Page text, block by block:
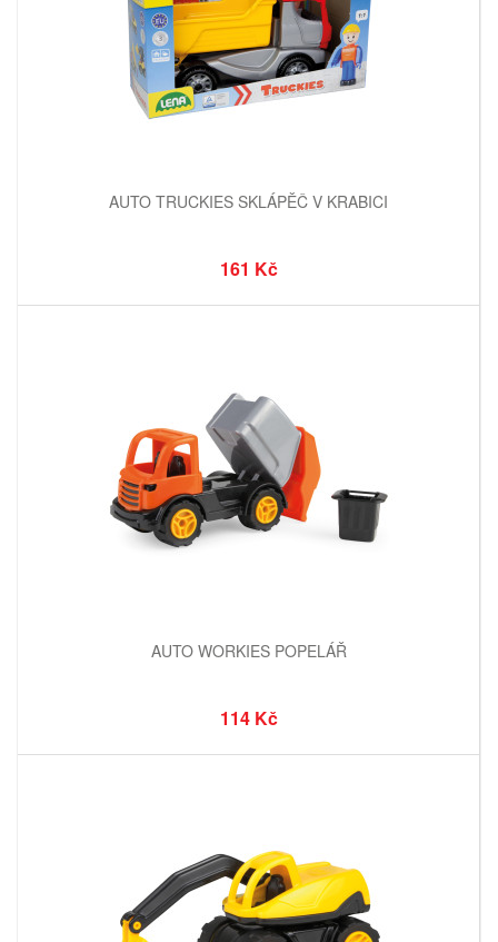
AUTO TRUCKIES SKLÁPĚČ V KRABICI
161 Kč
AUTO WORKIES POPELÁŘ
114 Kč